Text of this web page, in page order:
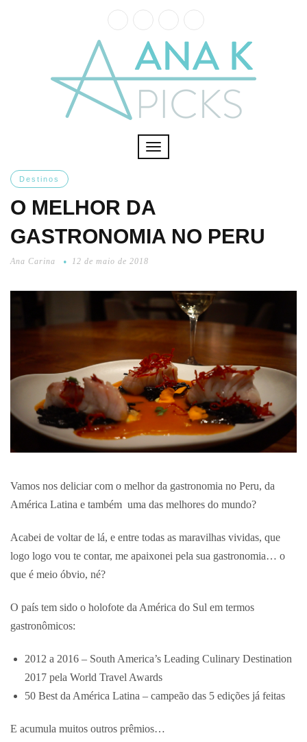
Toggle
Destinos
O MELHOR DA
GASTRONOMIA NO PERU
Ana Carina 12 de maio de 2018
Vamos nos deliciar com o melhor da gastronomia no Peru, da
América Latina e também uma das melhores do mundo?
Acabei de voltar de lá, e entre todas as maravilhas vividas, que
logo logo vou te contar, me apaixonei pela sua gastronomia… o
que é meio óbvio, né?
O país tem sido o holofote da América do Sul em termos
gastronômicos:
2012 a 2016 – South America’s Leading Culinary Destination
2017 pela World Travel Awards
50 Best da América Latina – campeão das 5 edições já feitas
E acumula muitos outros prêmios…